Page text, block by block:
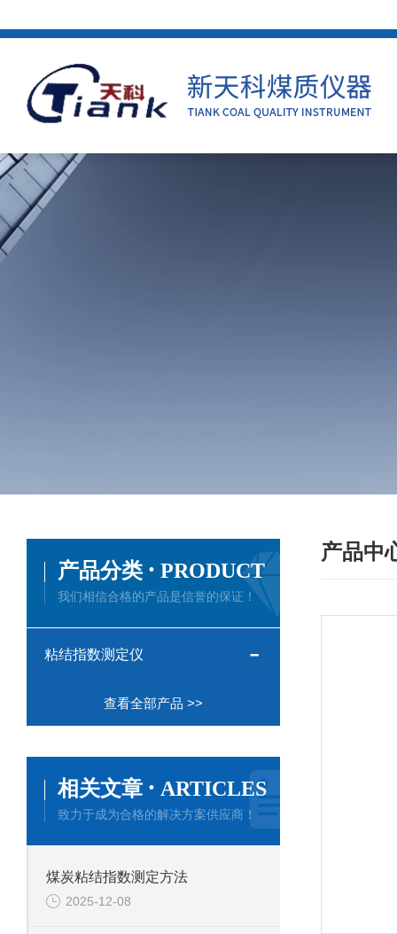
产品中
产品分类 · PRODUCT
我们相信合格的产品是信誉的保证！
粘结指数测定仪
查看全部产品 >>
相关文章 · ARTICLES
致力于成为合格的解决方案供应商！
煤炭粘结指数测定方法
2025-12-08